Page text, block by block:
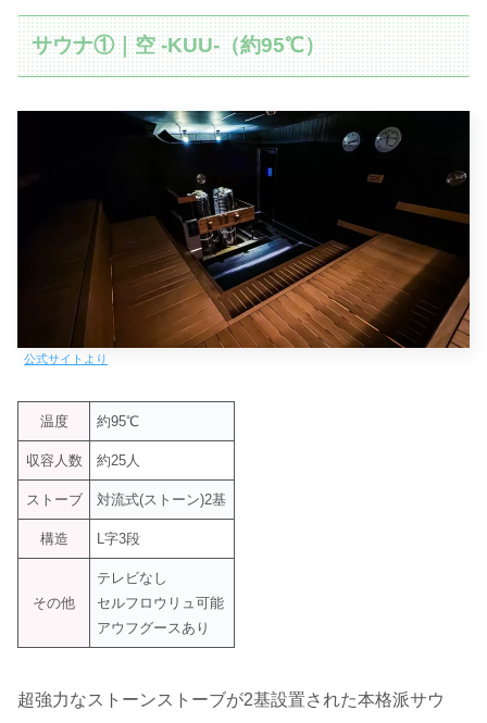
サウナ①｜空 -KUU-（約95℃）
公式サイトより
温度 約95℃
収容人数 約25人
ストーブ 対流式(ストーン)2基
構造 L字3段
その他
テレビなし
セルフロウリュ可能
アウフグースあり
超強力なストーンストーブが2基設置された本格派サウ